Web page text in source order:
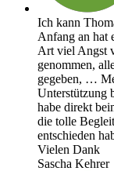
Ich kann
Anfang an hat
Art viel Angst
genommen,
gegeben, …
Unterstützung
habe direkt
die tolle
entschieden
Vielen Dank
Sascha Kehrer